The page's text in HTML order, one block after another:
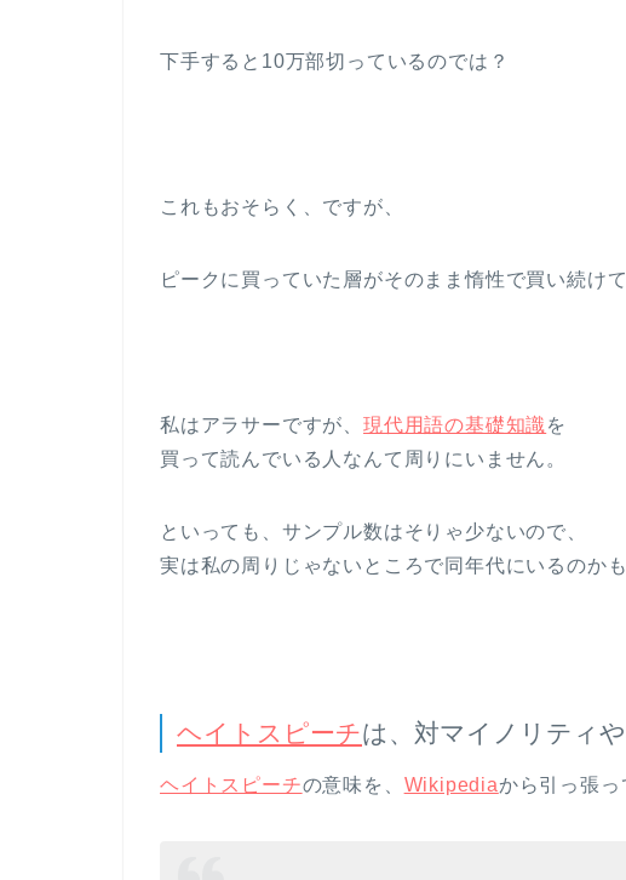
下手すると10万部切っているのでは？
これもおそらく、ですが、
ピークに買っていた層がそのまま惰性で買い続け
私はアラサーですが、現代用語の基礎知識を
買って読んでいる人なんて周りにいません。
といっても、サンプル数はそりゃ少ないので、
実は私の周りじゃないところで同年代にいるのか
ヘイトスピーチは、対マイノリティ
ヘイトスピーチの意味を、 Wikipediaから引っ張っ